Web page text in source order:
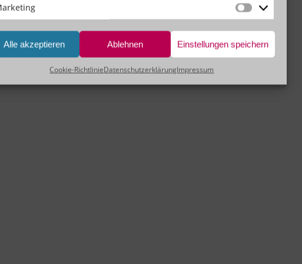
Marketing
Alle akzeptieren Ablehnen Einstellungen speichern
Cookie-RichtlinieDatenschutzerklärungImpressum